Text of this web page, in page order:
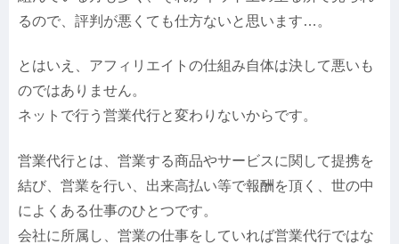
るので、評判が悪くても仕方ないと思います…。
とはいえ、アフィリエイトの仕組み自体は決して悪いも
のではありません。
ネットで行う営業代行と変わりないからです。
営業代行とは、営業する商品やサービスに関して提携を
結び、営業を行い、出来高払い等で報酬を頂く、世の中
によくある仕事のひとつです。
会社に所属し、営業の仕事をしていれば営業代行ではな